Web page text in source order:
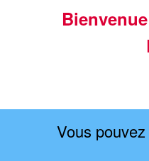
Vous